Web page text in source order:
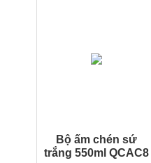
Bộ ấm chén sứ
trắng 550ml QCAC8